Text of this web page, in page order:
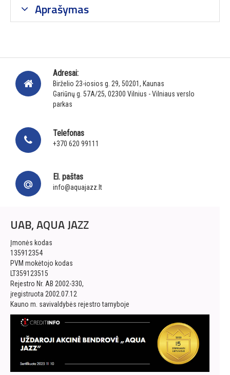
Aprašymas
Adresai:
Birželio 23-iosios g. 29, 50201, Kaunas
Gariūnų g. 57A/25, 02300 Vilnius - Vilniaus verslo
parkas
Telefonas
+370 620 99111
El. paštas
info@aquajazz.lt
UAB, AQUA JAZZ
Įmonės kodas
135912354
PVM mokėtojo kodas
LT359123515
Rejestro Nr. AB 2002-330,
įregistruota 2002.07.12
Kauno m. savivaldybės rejestro tarnyboje